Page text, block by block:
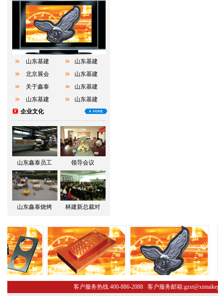
山东基建
北京展会
关于鑫泰
山东基建
山东基建
山东基建
山东基建
山东基建
企业文化
山东鑫泰员工 领导会议
山东鑫泰烧烤 林建新总裁对
客户服务热线:400-886-2088 客户服务邮箱